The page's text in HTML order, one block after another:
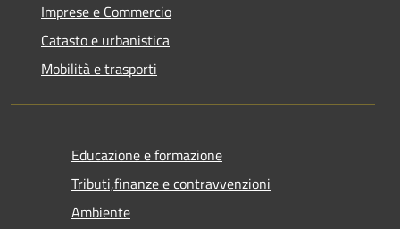
Imprese e Commercio
Catasto e urbanistica
Mobilità e trasporti
Educazione e formazione
Tributi,finanze e contravvenzioni
Ambiente